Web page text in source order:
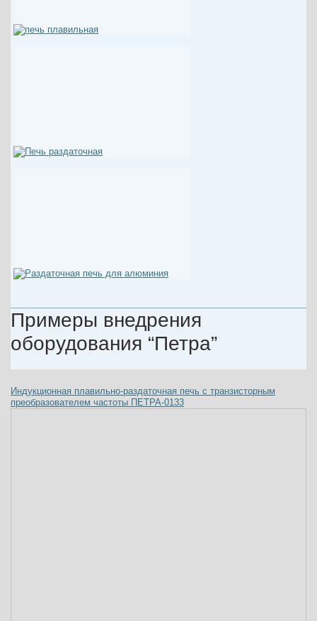
Примеры внедрения
оборудования “Петра”
Индукционная плавильно-раздаточная печь с транзисторным
преобразователем частоты ПЕТРА-0133